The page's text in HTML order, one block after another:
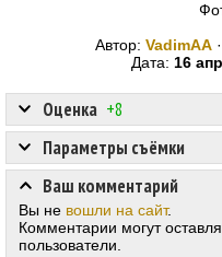
Автор: VadimAA ·
Дата: 16
Оценка +8
Параметры съёмки
Ваш комментарий
Вы не вошли на сайт.
Комментарии могут
пользователи.